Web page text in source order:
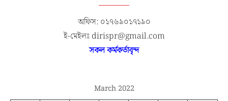
অফিস: ০১৭৬৯০১৭১৯০
ই-মেইলঃ dirispr@gmail.com
সকল কর্মকর্তাবৃন্দ
March 2022